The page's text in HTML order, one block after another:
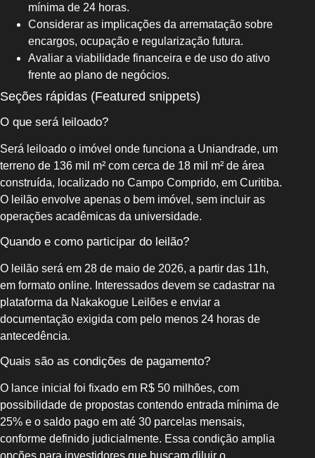
mínima de 24 horas.
Considerar as implicações da arrematação sobre
encargos, ocupação e regularização futura.
Avaliar a viabilidade financeira e de uso do ativo
frente ao plano de negócios.
Seções rápidas (Featured snippets)
O que será leiloado?
Será leiloado o imóvel onde funciona a Uniandrade, um
terreno de 136 mil m² com cerca de 18 mil m² de área
construída, localizado no Campo Comprido, em Curitiba.
O leilão envolve apenas o bem imóvel, sem incluir as
operações acadêmicas da universidade.
Quando e como participar do leilão?
O leilão será em 28 de maio de 2026, a partir das 11h,
em formato online. Interessados devem se cadastrar na
plataforma da Nakakogue Leilões e enviar a
documentação exigida com pelo menos 24 horas de
antecedência.
Quais são as condições de pagamento?
O lance inicial foi fixado em R$ 50 milhões, com
possibilidade de propostas contendo entrada mínima de
25% e o saldo pago em até 30 parcelas mensais,
conforme definido judicialmente. Essa condição amplia